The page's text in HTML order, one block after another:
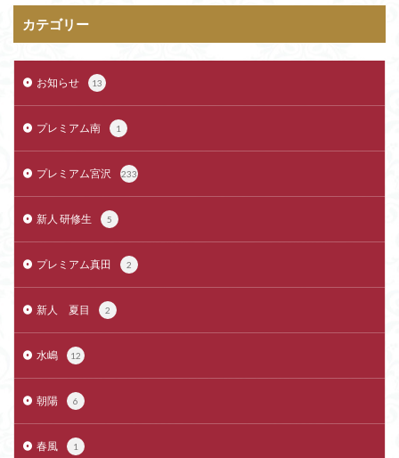
カテゴリー
お知らせ 13
プレミアム南 1
プレミアム宮沢 233
新人 研修生 5
プレミアム真田 2
新人 夏目 2
水嶋 12
朝陽 6
春風 1